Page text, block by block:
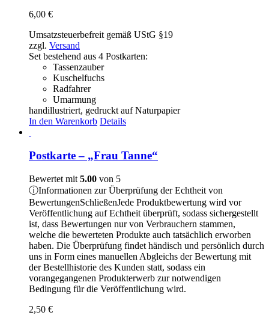
6,00 €
Umsatzsteuerbefreit gemäß UStG §19
zzgl. Versand
Set bestehend aus 4 Postkarten:
Tassenzauber
Kuschelfuchs
Radfahrer
Umarmung
handillustriert, gedruckt auf Naturpapier
In den Warenkorb Details
Postkarte – „Frau Tanne“
Bewertet mit 5.00 von 5
ⓘInformationen zur Überprüfung der Echtheit von
BewertungenSchließenJede Produktbewertung wird vor
Veröffentlichung auf Echtheit überprüft, sodass sichergestellt
ist, dass Bewertungen nur von Verbrauchern stammen,
welche die bewerteten Produkte auch tatsächlich erworben
haben. Die Überprüfung findet händisch und persönlich durch
uns in Form eines manuellen Abgleichs der Bewertung mit
der Bestellhistorie des Kunden statt, sodass ein
vorangegangenen Produkterwerb zur notwendigen
Bedingung für die Veröffentlichung wird.
2,50 €